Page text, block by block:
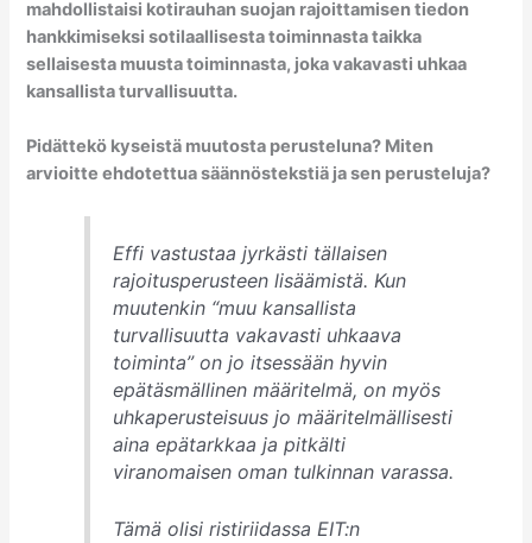
mahdollistaisi kotirauhan suojan rajoittamisen tiedon
hankkimiseksi sotilaallisestatoiminnasta taikka
sellaisesta muusta toiminnasta, joka vakavasti uhkaa
kansallista turvallisuutta.
Pidättekö kyseistä muutosta perusteluna? Miten
arvioitte ehdotettua säännöstekstiä ja sen perusteluja?
Effi vastustaa jyrkästi tällaisen
rajoitusperusteen lisäämistä. Kun
muutenkin “muu kansallista
turvallisuutta vakavasti uhkaava
toiminta” on jo itsessään hyvin
epätäsmällinen määritelmä, on myös
uhkaperusteisuus jo määritelmällisesti
aina epätarkkaa ja pitkälti
viranomaisen oman tulkinnan varassa.
Tämä olisi ristiriidassa EIT:n